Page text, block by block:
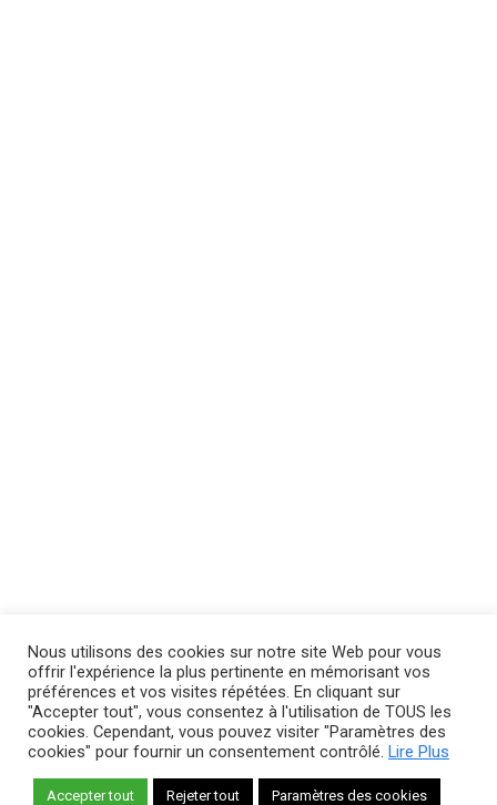
Nous utilisons des cookies sur notre site Web pour vous
offrir l'expérience la plus pertinente en mémorisant vos
préférences et vos visites répétées. En cliquant sur
"Accepter tout", vous consentez à l'utilisation de TOUS les
cookies. Cependant, vous pouvez visiter "Paramètres des
cookies" pour fournir un consentement contrôlé. Lire Plus
Accepter tout Rejeter tout Paramètres des cookies